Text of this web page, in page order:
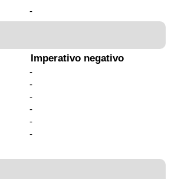
-
Imperativo negativo
-
-
-
-
-
-